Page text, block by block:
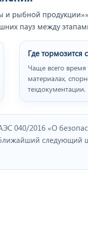
рыбной
пауз между
Где тормозится
Чаще всего время
материалах,
техдокументации.
040/2016 «О